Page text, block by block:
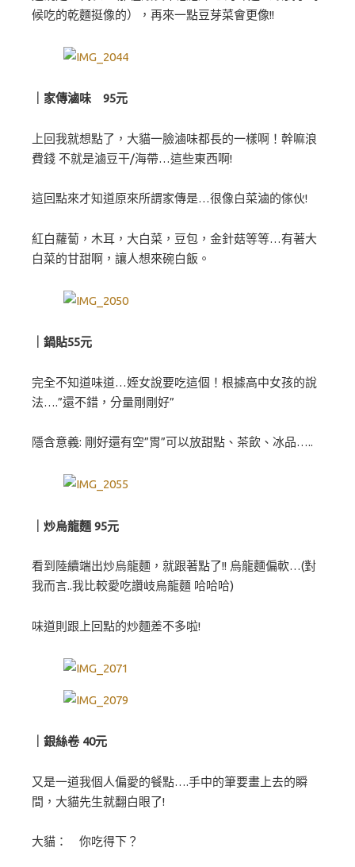
候吃的乾麵挺像的），再來一點豆芽菜會更像!!
｜家傳滷味 95元
上回我就想點了，大貓一臉滷味都長的一樣啊！幹嘛浪
費錢 不就是滷豆干/海帶…這些東西啊!
這回點來才知道原來所謂家傳是…很像白菜滷的傢伙!
紅白蘿蔔，木耳，大白菜，豆包，金針菇等等…有著大
白菜的甘甜啊，讓人想來碗白飯。
｜鍋貼55元
完全不知道味道…姪女說要吃這個！根據高中女孩的說
法….”還不錯，分量剛剛好”
隱含意義: 剛好還有空”胃”可以放甜點、茶飲、冰品…..
｜炒烏龍麵 95元
看到陸續端出炒烏龍麵，就跟著點了!! 烏龍麵偏軟…(對
我而言..我比較愛吃讚岐烏龍麵 哈哈哈)
味道則跟上回點的炒麵差不多啦!
｜銀絲卷 40元
又是一道我個人偏愛的餐點….手中的筆要畫上去的瞬
間，大貓先生就翻白眼了!
大貓： 你吃得下？